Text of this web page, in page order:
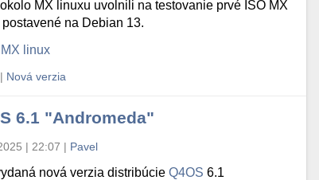
MX linuxu uvolnili na testovanie prvé ISO MX
postavené na Debian 13.
MX linux
| Nová verzia
6.1 "Andromeda"
| 22:07 | Pavel
nová verzia distribúcieQ4OS 6.1